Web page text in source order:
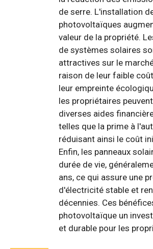
de serre. L'installation
photovoltaïques
valeur de la propriété.
de systèmes solaires
attractives sur le
raison de leur faible
leur empreinte
les propriétaires
diverses aides
telles que la prime à
réduisant ainsi le coût
Enfin, les panneaux
durée de vie,
ans, ce qui assure une
d'électricité stable et
décennies. Ces
photovoltaïque un
et durable pour les